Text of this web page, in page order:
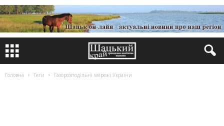
Головна Теги Газорозподільні мережі України